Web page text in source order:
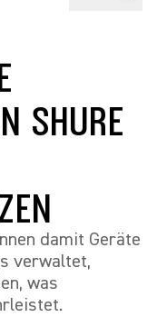
SHURE
damit Geräte
verwaltet,
was